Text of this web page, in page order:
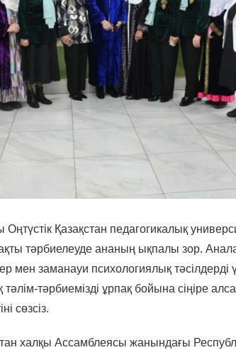
Қазақстан педагогикалық
тәрбиелеуде ананың ықпалы зор.
мен заманауи психологиялық тәсілдерді
тәрбиемізді ұрпақ бойына сіңіре
сөзсіз.
халқы Ассамблеясы жанындағы